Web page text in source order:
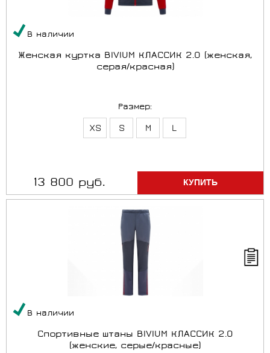
В наличии
Женская куртка BIVIUM КЛАССИК 2.0 (женская,
серая/красная)
Размер:
XS S M L
13 800 руб.
В наличии
Спортивные штаны BIVIUM КЛАССИК 2.0
(женские, серые/красные)